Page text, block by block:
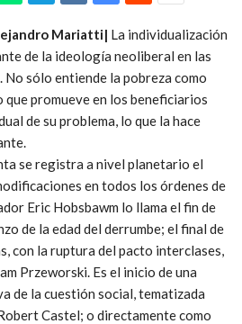
Mariatti| La individualización
de la ideología neoliberal en las
sólo entiende la pobreza como
promueve en los beneficiarios
de su problema, lo que la hace
se registra a nivel planetario el
en todos los órdenes de
Eric Hobsbawm lo llama el fin de
de la edad del derrumbe; el final de
con la ruptura del pacto interclases,
Przeworski. Es el inicio de una
de la cuestión social, tematizada
Castel; o directamente como